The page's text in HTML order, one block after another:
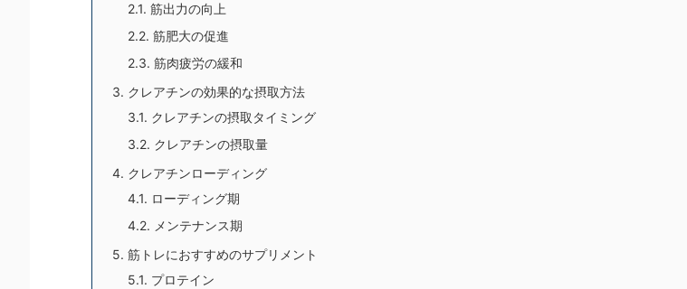
2.1. 筋出力の向上
2.2. 筋肥大の促進
2.3. 筋肉疲労の緩和
3. クレアチンの効果的な摂取方法
3.1. クレアチンの摂取タイミング
3.2. クレアチンの摂取量
4. クレアチンローディング
4.1. ローディング期
4.2. メンテナンス期
5. 筋トレにおすすめのサプリメント
5.1. プロテイン